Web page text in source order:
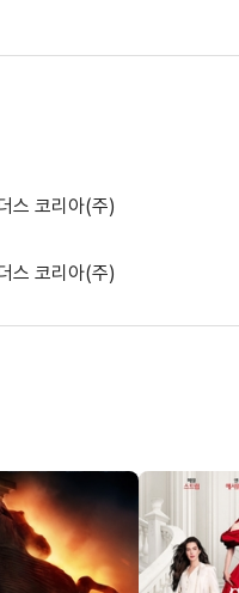
로 와 앤 해서웨이
큰 강점이고, 칭찬해 주고 싶
밀리지 않는 앤 해서웨이의 앙
볼 만한 볼거리이다.
vs INTERN 으로 만났지만 그
를 창발했을 것이다.
두 배우의 앙상블을 발휘했어도
자의 별점은 3개반 이다.
의 리뷰는 http://
(미아)
린다 라빈
(페티)
스 코리아(주)
스 코리아(주)